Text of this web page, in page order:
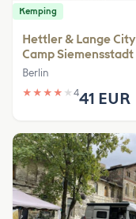
Kemping
Hettler & Lange City
Camp Siemensstadt
Berlin
★ ★ ★ ★ ★ 441 EUR